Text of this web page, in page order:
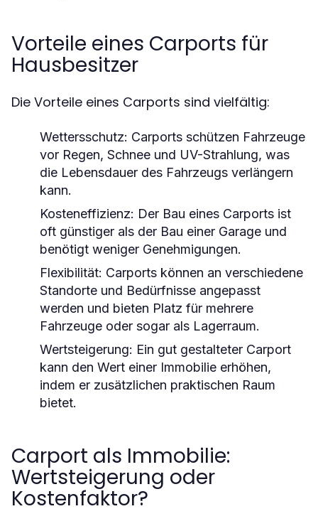
Vorteile eines Carports für
Hausbesitzer
Die Vorteile eines Carports sind vielfältig:
Wettersschutz: Carports schützen Fahrzeuge
vor Regen, Schnee und UV-Strahlung, was
die Lebensdauer des Fahrzeugs verlängern
kann.
Kosteneffizienz: Der Bau eines Carports ist
oft günstiger als der Bau einer Garage und
benötigt weniger Genehmigungen.
Flexibilität: Carports können an verschiedene
Standorte und Bedürfnisse angepasst
werden und bieten Platz für mehrere
Fahrzeuge oder sogar als Lagerraum.
Wertsteigerung: Ein gut gestalteter Carport
kann den Wert einer Immobilie erhöhen,
indem er zusätzlichen praktischen Raum
bietet.
Carport als Immobilie:
Wertsteigerung oder
Kostenfaktor?